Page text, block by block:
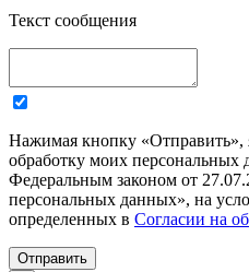
Текст сообщения
Нажимая кнопку «Отправить»,
обработку моих персональных
Федеральным законом от
персональных данных», на
определенных в Согласии на
Отправить